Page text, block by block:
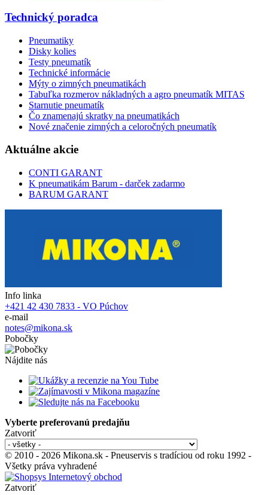
Technický poradca
Pneumatiky
Disky kolies
Testy pneumatík
Technické informácie
Mýty o zimných pneumatikách
Tabuľka rozmerov nákladných a agro pneumatík MITAS
Starnutie pneumatík
Čo znamenajú skratky na pneumatikách
Nové značenie zimných a celoročných pneumatík
Aktuálne akcie
CONTI GARANT
K pneumatikám Barum - darček zadarmo
BARUM GARANT
Info linka
+421 42 430 7833 - VO Púchov
e-mail
notes@mikona.sk
Pobočky
Nájdite nás
Vyberte preferovanú predajňu
Zatvoriť
© 2010 - 2026 Mikona.sk - Pneuservis s tradíciou od roku 1992 -
Všetky práva vyhradené
Zatvoriť